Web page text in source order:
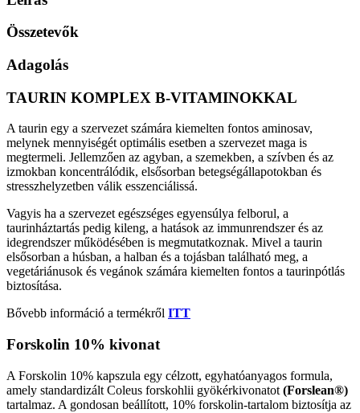
kapszula
Forskolin
kivonat
Összetevők
Adagolás
TAURIN KOMPLEX B-VITAMINOKKAL
A taurin egy a szervezet számára kiemelten fontos aminosav,
melynek mennyiségét optimális esetben a szervezet maga is
megtermeli. Jellemzően az agyban, a szemekben, a szívben és az
izmokban koncentrálódik, elsősorban betegségállapotokban és
stresszhelyzetben válik esszenciálissá.
Vagyis ha a szervezet egészséges egyensúlya felborul, a
taurinháztartás pedig kileng, a hatások az immunrendszer és az
idegrendszer működésében is megmutatkoznak. Mivel a taurin
elsősorban a húsban, a halban és a tojásban található meg, a
vegetáriánusok és vegánok számára kiemelten fontos a taurinpótlás
biztosítása.
Bővebb információ a termékről ITT
Forskolin 10% kivonat
A Forskolin 10% kapszula egy célzott, egyhatóanyagos formula,
amely standardizált Coleus forskohlii gyökérkivonatot (Forslean®)
tartalmaz. A gondosan beállított, 10% forskolin-tartalom biztosítja az